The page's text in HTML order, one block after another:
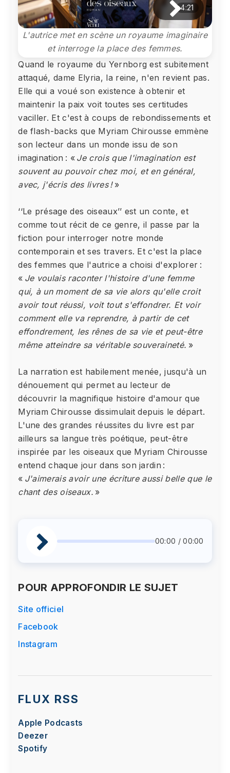
4:21
L'autrice met en scène un royaume imaginaire
et interroge la place des femmes.
Quand le royaume du Yernborg est subitement
attaqué, dame Elyria, la reine, n'en revient pas.
Elle qui a voué son existence à obtenir et
maintenir la paix voit toutes ses certitudes
vaciller. Et c'est à coups de rebondissements et
de flash-backs que Myriam Chirousse emmène
son lecteur dans un monde issu de son
imagination : « Je crois que l'imagination est
souvent au pouvoir chez moi, et en général,
avec, j'écris des livres !»
‘‘Le présage des oiseaux’’ est un conte, et
comme tout récit de ce genre, il passe par la
fiction pour interroger notre monde
contemporain et ses travers. Et c'est la place
des femmes que l'autrice a choisi d'explorer :
« Je voulais raconter l'histoire d'une femme
qui, à un moment de sa vie alors qu'elle croit
avoir tout réussi, voit tout s'effondrer. Et voir
comment elle va reprendre, à partir de cet
effondrement, les rênes de sa vie et peut-être
même atteindre sa véritable souveraineté. »
La narration est habilement menée, jusqu'à un
dénouement qui permet au lecteur de
découvrir la magnifique histoire d'amour que
Myriam Chirousse dissimulait depuis le départ.
L'une des grandes réussites du livre est par
ailleurs sa langue très poétique, peut-être
inspirée par les oiseaux que Myriam Chirousse
entend chaque jour dans son jardin :
« J'aimerais avoir une écriture aussi belle que le
chant des oiseaux. »
00:00 / 00:00
POUR APPROFONDIR LE SUJET
Site officiel
Facebook
Instagram
FLUX RSS
Apple Podcasts
Deezer
Spotify